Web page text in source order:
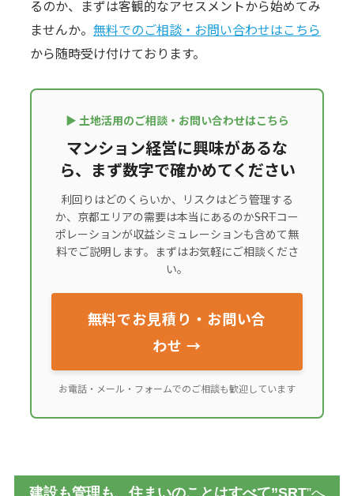
るのか、まずは客観的なアセスメントから始めてみ
ませんか。 無料でのご相談・お問い合わせはこちら
から随時受け付けております。
▶ 土地活用のご相談・お問い合わせはこちら
マンション経営に興味があるな
ら、まず数字で確かめてください
利回りはどのくらいか、リスクはどう管理する
か、京都エリアの需要は本当にあるのか――SRTコー
ポレーションが収益シミュレーションも含めて無
料でご説明します。まずはお気軽にご相談くださ
い。
無料でお見積り・お問い合
わせ →
お電話・メール・フォームでのご相談も歓迎しています
建設も管理も、住まいのことはすべて”SRT”へ